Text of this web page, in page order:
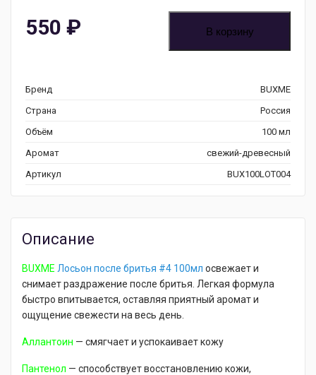
550 ₽ В корзину
Бренд
BUXME
Страна
Россия
Объём
100 мл
Аромат
свежий-древесный
Артикул
BUX100LOT004
Описание
BUXME Лосьон после бритья #4 100мл освежает и
снимает раздражение после бритья. Легкая формула
быстро впитывается, оставляя приятный аромат и
ощущение свежести на весь день.
Аллантоин — смягчает и успокаивает кожу
Пантенол — способствует восстановлению кожи,